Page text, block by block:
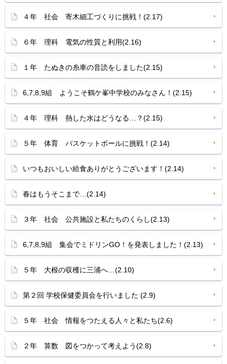
４年 社会 寄木細工づくりに挑戦！(2.17)
６年 理科 電気の性質と利用(2.16)
１年 たぬきの糸車の音読をしました(2.15)
6,7,8,9組 ようこそ鶴ケ峯中学校のみなさん！(2.15)
４年 理科 熱した水はどうなる…？(2.15)
５年 体育 バスケットボールに挑戦！(2.14)
いつもおいしい給食ありがとうございます！(2.14)
春はもうそこまで…(2.14)
３年 社会 公共施設と私たちのくらし(2.13)
6,7,8,9組 集会でミドリンGO！を発表しました！(2.13)
５年 大根の収穫に三浦へ…(2.10)
第２回 学校保健委員会を行いました (2.9)
５年 社会 情報をつたえる人々と私たち(2.6)
２年 算数 図をつかって考えよう(2.8)